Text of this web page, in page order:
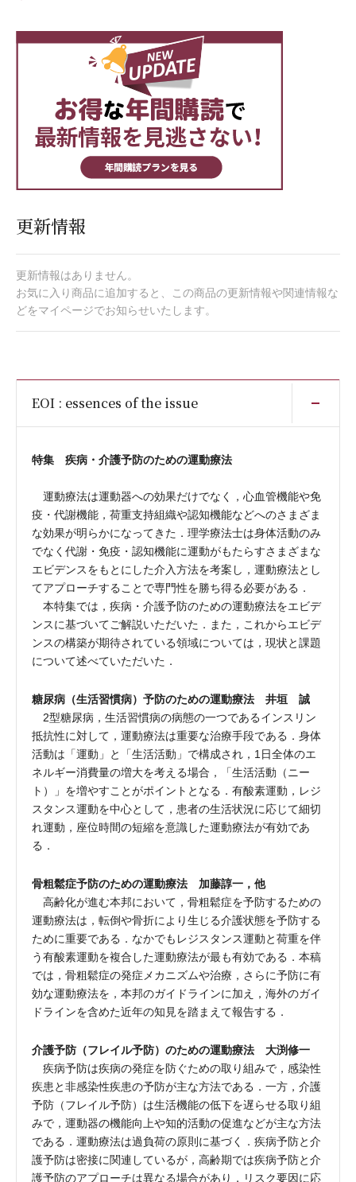
更新情報
更新情報はありません。
お気に入り商品に追加すると、この商品の更新情報や関連情報な
どをマイページでお知らせいたします。
EOI : essences of the issue
特集 疾病・介護予防のための運動療法
運動療法は運動器への効果だけでなく，心血管機能や免
疫・代謝機能，荷重支持組織や認知機能などへのさまざま
な効果が明らかになってきた．理学療法士は身体活動のみ
でなく代謝・免疫・認知機能に運動がもたらすさまざまな
エビデンスをもとにした介入方法を考案し，運動療法とし
てアプローチすることで専門性を勝ち得る必要がある．
本特集では，疾病・介護予防のための運動療法をエビデ
ンスに基づいてご解説いただいた．また，これからエビデ
ンスの構築が期待されている領域については，現状と課題
について述べていただいた．
糖尿病（生活習慣病）予防のための運動療法 井垣 誠
2型糖尿病，生活習慣病の病態の一つであるインスリン
抵抗性に対して，運動療法は重要な治療手段である．身体
活動は「運動」と「生活活動」で構成され，1日全体のエ
ネルギー消費量の増大を考える場合，「生活活動（ニー
ト）」を増やすことがポイントとなる．有酸素運動，レジ
スタンス運動を中心として，患者の生活状況に応じて細切
れ運動，座位時間の短縮を意識した運動療法が有効であ
る．
骨粗鬆症予防のための運動療法 加藤諄一，他
高齢化が進む本邦において，骨粗鬆症を予防するための
運動療法は，転倒や骨折により生じる介護状態を予防する
ために重要である．なかでもレジスタンス運動と荷重を伴
う有酸素運動を複合した運動療法が最も有効である．本稿
では，骨粗鬆症の発症メカニズムや治療，さらに予防に有
効な運動療法を，本邦のガイドラインに加え，海外のガイ
ドラインを含めた近年の知見を踏まえて報告する．
介護予防（フレイル予防）のための運動療法 大渕修一
疾病予防は疾病の発症を防ぐための取り組みで，感染性
疾患と非感染性疾患の予防が主な方法である．一方，介護
予防（フレイル予防）は生活機能の低下を遅らせる取り組
みで，運動器の機能向上や知的活動の促進などが主な方法
である．運動療法は過負荷の原則に基づく．疾病予防と介
護予防は密接に関連しているが，高齢期では疾病予防と介
護予防のアプローチは異なる場合があり，リスク要因に応